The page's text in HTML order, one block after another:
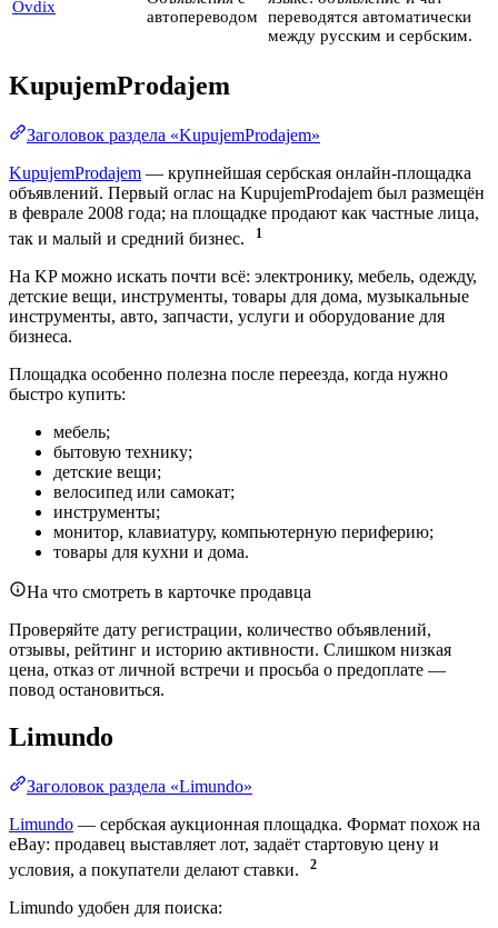
Ovdix
автопереводом
переводятся автоматически
между русским и сербским.
KupujemProdajem
Заголовок раздела «KupujemProdajem»
KupujemProdajem — крупнейшая сербская онлайн-площадка
объявлений. Первый оглас на KupujemProdajem был размещён
в феврале 2008 года; на площадке продают как частные лица,
так и малый и средний бизнес.
1
На KP можно искать почти всё: электронику, мебель, одежду,
детские вещи, инструменты, товары для дома, музыкальные
инструменты, авто, запчасти, услуги и оборудование для
бизнеса.
Площадка особенно полезна после переезда, когда нужно
быстро купить:
мебель;
бытовую технику;
детские вещи;
велосипед или самокат;
инструменты;
монитор, клавиатуру, компьютерную периферию;
товары для кухни и дома.
На что смотреть в карточке продавца
Проверяйте дату регистрации, количество объявлений,
отзывы, рейтинг и историю активности. Слишком низкая
цена, отказ от личной встречи и просьба о предоплате —
повод остановиться.
Limundo
Заголовок раздела «Limundo»
Limundo — сербская аукционная площадка. Формат похож на
eBay: продавец выставляет лот, задаёт стартовую цену и
условия, а покупатели делают ставки.
2
Limundo удобен для поиска: